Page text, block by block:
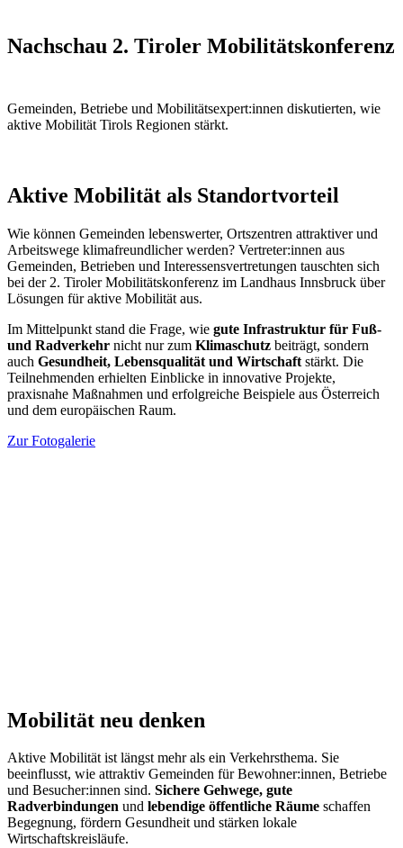
Nachschau 2. Tiroler Mobilitätskonferenz
Gemeinden, Betriebe und Mobilitätsexpert:innen diskutierten, wie
aktive Mobilität Tirols Regionen stärkt.
Aktive Mobilität als Standortvorteil
Wie können Gemeinden lebenswerter, Ortszentren attraktiver und
Arbeitswege klimafreundlicher werden? Vertreter:innen aus
Gemeinden, Betrieben und Interessensvertretungen tauschten sich
bei der 2. Tiroler Mobilitätskonferenz im Landhaus Innsbruck über
Lösungen für aktive Mobilität aus.
Im Mittelpunkt stand die Frage, wie gute Infrastruktur für Fuß-
und Radverkehr nicht nur zum Klimaschutz beiträgt, sondern
auch Gesundheit, Lebensqualität und Wirtschaft stärkt. Die
Teilnehmenden erhielten Einblicke in innovative Projekte,
praxisnahe Maßnahmen und erfolgreiche Beispiele aus Österreich
und dem europäischen Raum.
Zur Fotogalerie
Mobilität neu denken
Aktive Mobilität ist längst mehr als ein Verkehrsthema. Sie
beeinflusst, wie attraktiv Gemeinden für Bewohner:innen, Betriebe
und Besucher:innen sind. Sichere Gehwege, gute
Radverbindungen und lebendige öffentliche Räume schaffen
Begegnung, fördern Gesundheit und stärken lokale
Wirtschaftskreisläufe.